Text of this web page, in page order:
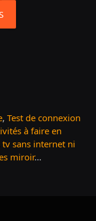
, Test de connexion
à faire en
tv sans internet ni
miroir...